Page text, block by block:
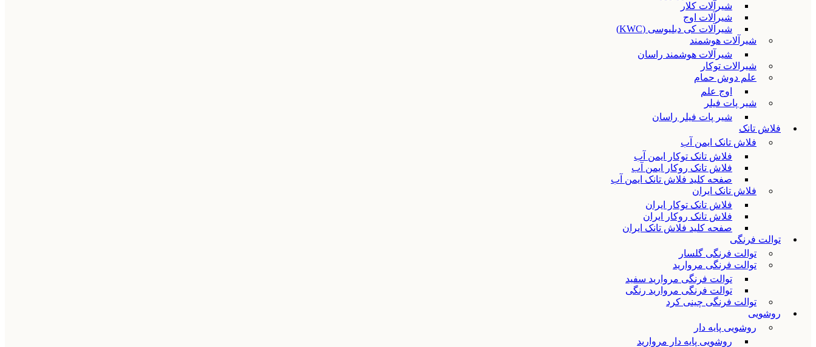
شیرآلات کلار
شیرآلات اوج
شیرآلات کی دبلیوسی (KWC)
شیرآلات هوشمند
شیرآلات هوشمند راسان
شیرالات توکار
علم دوش حمام
اوج علم
شیر پات فیلر
شیر پات فیلر راسان
فلاش تانک
فلاش تانک ایمن آب
فلاش تانک توکار ایمن آب
فلاش تانک روکار ایمن آب
صفحه کلید فلاش تانک ایمن آب
فلاش تانک ایران
فلاش تانک توکار ایران
فلاش تانک روکار ایران
صفحه کلید فلاش تانک ایران
توالت فرنگی
توالت فرنگی گلسار
توالت فرنگی مروارید
توالت فرنگی مروارید سفید
توالت فرنگی مروارید رنگی
توالت فرنگی چینی کرد
روشویی
روشویی پایه دار
روشویی پایه دار مروارید